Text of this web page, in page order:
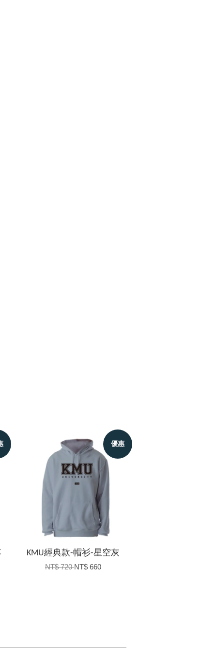
優惠
KMU經典款-帽衫-星空灰
NT$ 720NT$ 660